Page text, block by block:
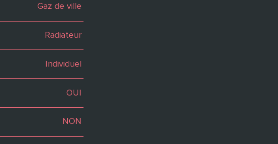
Gaz de ville
Radiateur
Individuel
OUI
NON